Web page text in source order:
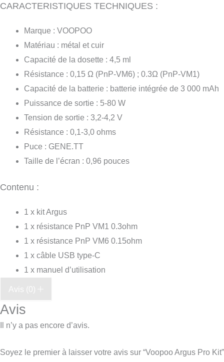
CARACTERISTIQUES TECHNIQUES :
Marque : VOOPOO
Matériau : métal et cuir
Capacité de la dosette : 4,5 ml
Résistance : 0,15 Ω (PnP-VM6) ; 0.3Ω (PnP-VM1)
Capacité de la batterie : batterie intégrée de 3 000 mAh
Puissance de sortie : 5-80 W
Tension de sortie : 3,2-4,2 V
Résistance : 0,1-3,0 ohms
Puce : GENE.TT
Taille de l’écran : 0,96 pouces
Contenu :
1 x kit Argus
1 x résistance PnP VM1 0.3ohm
1 x résistance PnP VM6 0.15ohm
1 x câble USB type-C
1 x manuel d’utilisation
Avis (0)
Avis
Il n’y a pas encore d’avis.
Soyez le premier à laisser votre avis sur “Voopoo Argus Pro Kit”